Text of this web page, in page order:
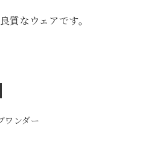
質なウェアです。
ワンダー